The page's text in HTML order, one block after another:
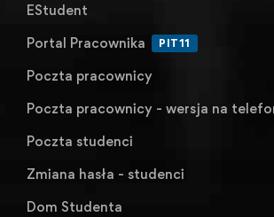
EStudent
Portal Pracownika
PIT11
Poczta pracownicy
Poczta pracownicy - wersja na
Poczta studenci
Zmiana hasła - studenci
Dom Studenta